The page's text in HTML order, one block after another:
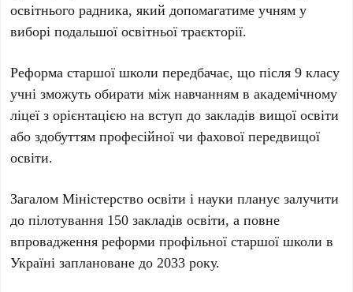
освітнього радника, який допомагатиме учням у
виборі подальшої освітньої траєкторії.
Реформа старшої школи передбачає, що після 9 класу
учні зможуть обирати між навчанням в академічному
ліцеї з орієнтацією на вступ до закладів вищої освіти
або здобуттям професійної чи фахової передвищої
освіти.
Загалом Міністерство освіти і науки планує залучити
до пілотування 150 закладів освіти, а повне
впровадження реформи профільної старшої школи в
Україні заплановане до 2033 року.